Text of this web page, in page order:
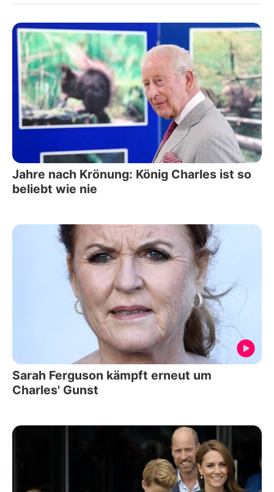
Jahre nach Krönung: König Charles ist so
beliebt wie nie
Sarah Ferguson kämpft erneut um
Charles' Gunst